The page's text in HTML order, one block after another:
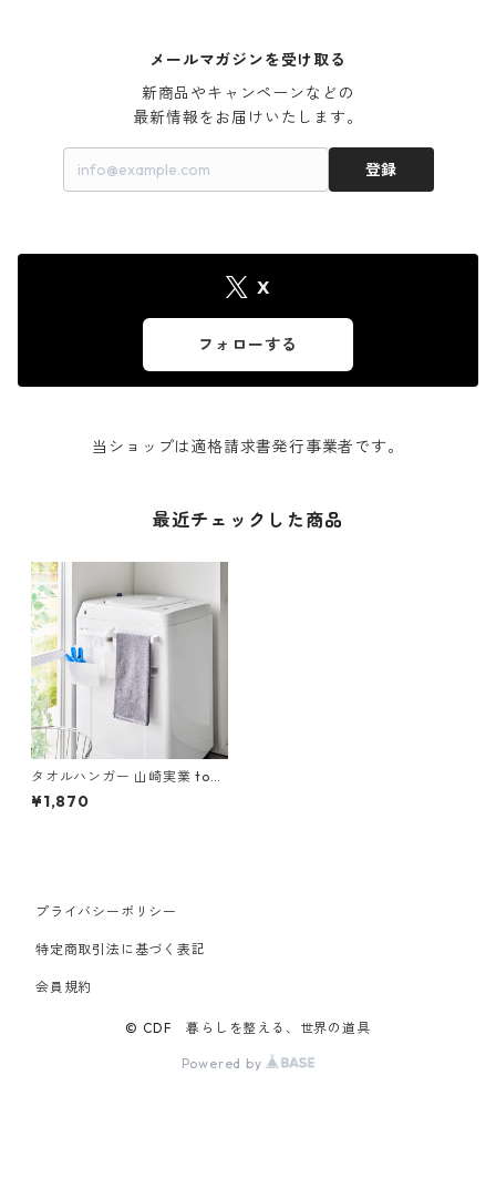
メールマガジンを受け取る
新商品やキャンペーンなどの
最新情報をお届けいたします。
登録
X
フォローする
当ショップは適格請求書発行事業者です。
最近チェックした商品
タオルハンガー 山崎実業 tow
er タワー フィルムシートタオ
ルハンガー W43 10023 ホワ
¥1,870
プライバシーポリシー
特定商取引法に基づく表記
会員規約
© CDF 暮らしを整える、世界の道具
Powered by